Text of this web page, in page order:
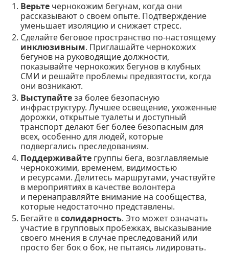
Верьте чернокожим бегунам, когда они
рассказывают о своем опыте. Подтверждение
уменьшает изоляцию и снижает стресс.
Сделайте беговое пространство по-настоящему
инклюзивным. Приглашайте чернокожих
бегунов на руководящие должности,
показывайте чернокожих бегунов в клубных
СМИ и решайте проблемы предвзятости, когда
они возникают.
Выступайтеза более безопасную
инфраструктуру. Лучшее освещение, ухоженные
дорожки, открытые туалеты и доступный
транспорт делают бег более безопасным для
всех, особенно для людей, которые
подвергались преследованиям.
Поддерживайте группы бега, возглавляемые
чернокожими, временем, видимостью
и ресурсами. Делитесь маршрутами, участвуйте
в мероприятиях в качестве волонтера
и перенаправляйте внимание на сообщества,
которые недостаточно представлены.
Бегайте всолидарность. Это может означать
участие в групповых пробежках, высказывание
своего мнения в случае преследований или
просто бег бок о бок, не пытаясь лидировать.